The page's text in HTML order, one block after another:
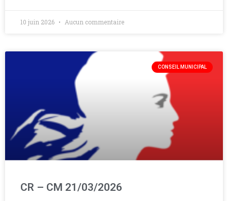
10 juin 2026 Aucun commentaire
CONSEIL MUNICIPAL
CR – CM 21/03/2026